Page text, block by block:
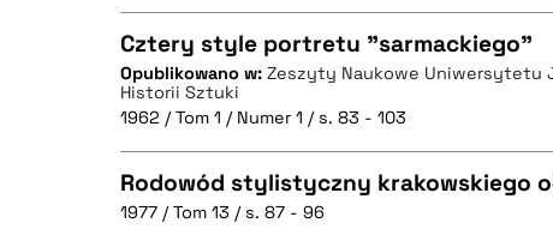
BIBTEX
CZYSTY TEKST
Cztery style portretu "sarmackiego"
Opublikowano w: Zeszyty Naukowe Uniwersytetu
Historii Sztuki
1962 / Tom 1 / Numer 1 / s. 83 - 103
Rodowód stylistyczny krakowskiego
1977 / Tom 13 / s. 87 - 96